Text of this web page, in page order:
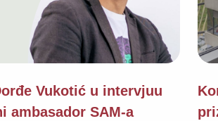
Vukotić u intervjuu
ambasador SAM-a